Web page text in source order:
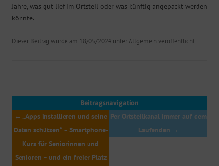
Jahre, was gut lief im Ortsteil oder was künftig angepackt werden
könnte.
Dieser Beitrag wurde am 18/05/2024 unterAllgemein veröffentlicht.
Beitragsnavigation
← „Apps installieren und seine
Daten schützen“ – Smartphone-
Kurs für Seniorinnen und
Senioren – und ein freier Platz
Per Ortsteilkanal immer auf dem
Laufenden →